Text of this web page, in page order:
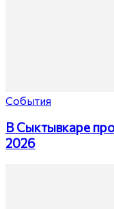
События
В Сыктывкаре
2026